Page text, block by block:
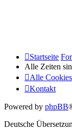
Startseite
Alle Zeiten
Alle
Kontakt
Powered by phpBB
Deutsche